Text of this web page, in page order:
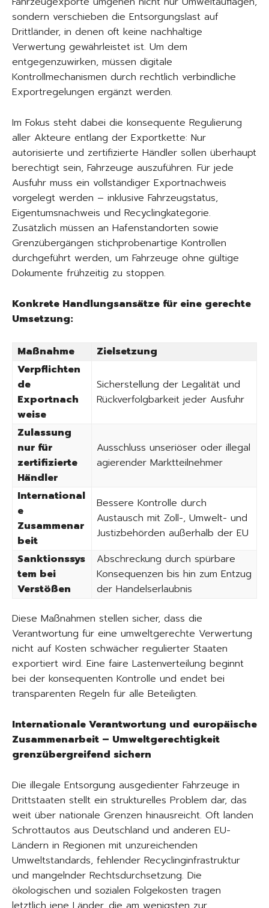
sondern verschieben die Entsorgungslast auf
Drittländer, in denen oft keine nachhaltige
Verwertung gewährleistet ist. Um dem
entgegenzuwirken, müssen digitale
Kontrollmechanismen durch rechtlich verbindliche
Exportregelungen ergänzt werden.
Im Fokus steht dabei die konsequente Regulierung
aller Akteure entlang der Exportkette: Nur
autorisierte und zertifizierte Händler sollen überhaupt
berechtigt sein, Fahrzeuge auszuführen. Für jede
Ausfuhr muss ein vollständiger Exportnachweis
vorgelegt werden – inklusive Fahrzeugstatus,
Eigentumsnachweis und Recyclingkategorie.
Zusätzlich müssen an Hafenstandorten sowie
Grenzübergängen stichprobenartige Kontrollen
durchgeführt werden, um Fahrzeuge ohne gültige
Dokumente frühzeitig zu stoppen.
Konkrete Handlungsansätze für eine gerechte
Umsetzung:
Maßnahme
Zielsetzung
Verpflichten
de
Exportnach
weise
Sicherstellung der Legalität und
Rückverfolgbarkeit jeder Ausfuhr
Zulassung
nur für
zertifizierte
Händler
Ausschluss unseriöser oder illegal
agierender Marktteilnehmer
International
e
Zusammenar
beit
Bessere Kontrolle durch
Austausch mit Zoll-, Umwelt- und
Justizbehörden außerhalb der EU
Sanktionssys
tem bei
Verstößen
Abschreckung durch spürbare
Konsequenzen bis hin zum Entzug
der Handelserlaubnis
Diese Maßnahmen stellen sicher, dass die
Verantwortung für eine umweltgerechte Verwertung
nicht auf Kosten schwächer regulierter Staaten
exportiert wird. Eine faire Lastenverteilung beginnt
bei der konsequenten Kontrolle und endet bei
transparenten Regeln für alle Beteiligten.
Internationale Verantwortung und europäische
Zusammenarbeit – Umweltgerechtigkeit
grenzübergreifend sichern
Die illegale Entsorgung ausgedienter Fahrzeuge in
Drittstaaten stellt ein strukturelles Problem dar, das
weit über nationale Grenzen hinausreicht. Oft landen
Schrottautos aus Deutschland und anderen EU-
Ländern in Regionen mit unzureichenden
Umweltstandards, fehlender Recyclinginfrastruktur
und mangelnder Rechtsdurchsetzung. Die
ökologischen und sozialen Folgekosten tragen